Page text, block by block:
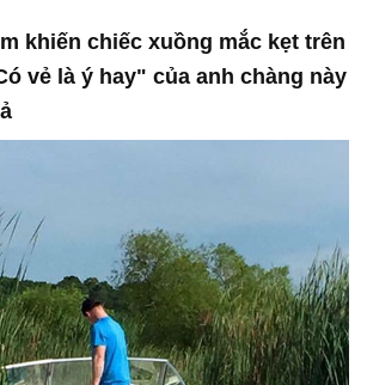
khiến chiếc xuồng mắc kẹt trên
vẻ là ý hay" của anh chàng này